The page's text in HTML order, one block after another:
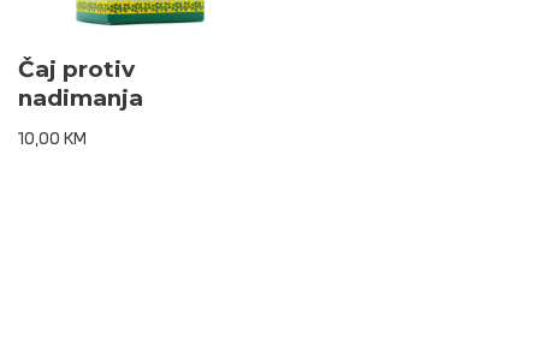
Čaj protiv
nadimanja
10,00 KM